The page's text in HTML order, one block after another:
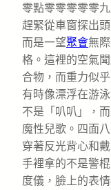
零點零零零零零
趕緊從車窗探出
而是一望聚會無
格。這裡的空氣
合物，而重力似
有時像漂浮在游
不是「叭叭」，
魔性兒歌。四面
穿著反光背心和
手裡拿的不是警
度儀，臉上的表